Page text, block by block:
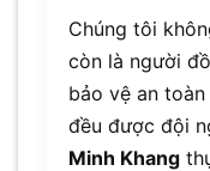
Chúng tôi
còn là người
bảo vệ an
đều được đội
Minh Khang